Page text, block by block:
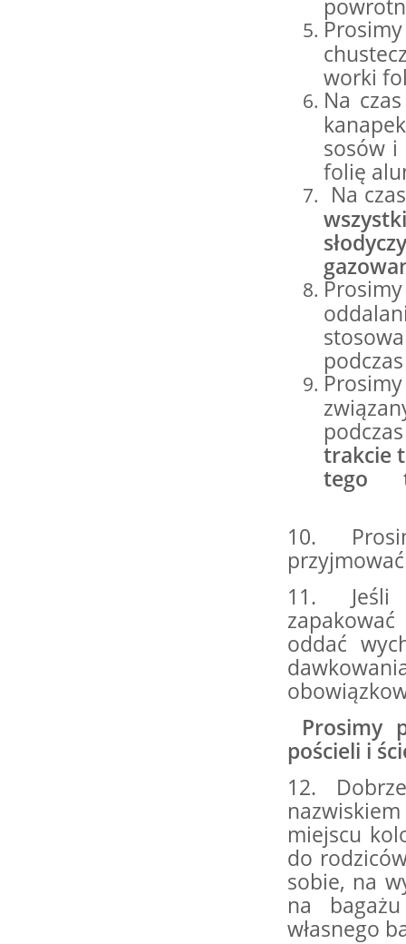
worki
Na
sosów i
folię
Na
trakcie
tego
10.
11. Jeśli
oddać
Prosimy
pościeli i
12.
miejscu
do
sobie, na
na
własnego